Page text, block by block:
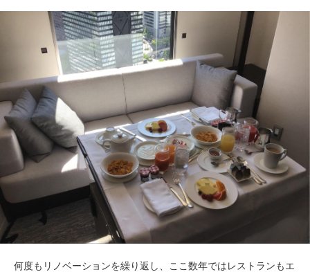
何度もリノベーションを繰り返し、ここ数年ではレストランもエ